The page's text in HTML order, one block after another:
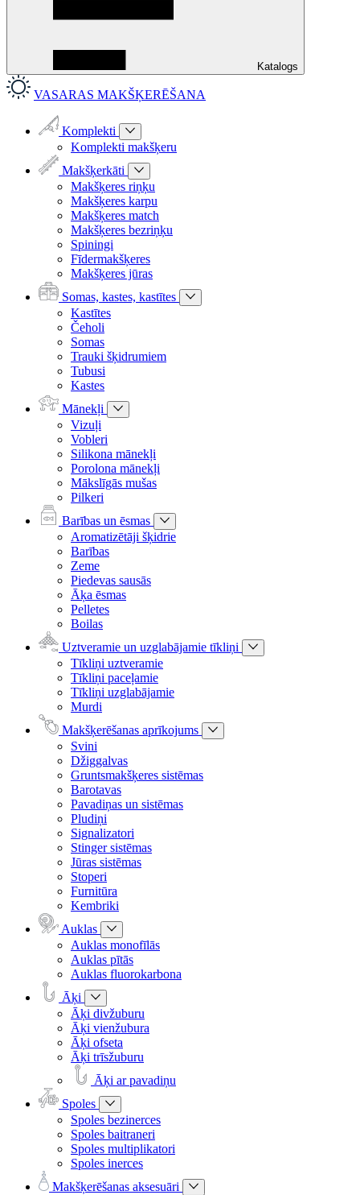
Katalogs
VASARAS MAKŠĶERĒŠANA
Komplekti
Komplekti makšķeru
Makšķerkāti
Makšķeres riņķu
Makšķeres karpu
Makšķeres match
Makšķeres bezriņķu
Spiningi
Fīdermakšķeres
Makšķeres jūras
Somas, kastes, kastītes
Kastītes
Čeholi
Somas
Trauki šķidrumiem
Tubusi
Kastes
Mānekļi
Vizuļi
Vobleri
Silikona mānekļi
Porolona mānekļi
Mākslīgās mušas
Pilkeri
Barības un ēsmas
Aromatizētāji šķidrie
Barības
Zeme
Piedevas sausās
Āķa ēsmas
Pelletes
Boilas
Uztveramie un uzglabājamie tīkliņi
Tīkliņi uztveramie
Tīkliņi paceļamie
Tīkliņi uzglabājamie
Murdi
Makšķerēšanas aprīkojums
Svini
Džiggalvas
Gruntsmakšķeres sistēmas
Barotavas
Pavadiņas un sistēmas
Pludiņi
Signalizatori
Stinger sistēmas
Jūras sistēmas
Stoperi
Furnitūra
Kembriki
Auklas
Auklas monofīlās
Auklas pītās
Auklas fluorokarbona
Āķi
Āķi divžuburu
Āķi vienžubura
Āķi ofseta
Āķi trīsžuburu
Āķi ar pavadiņu
Spoles
Spoles bezinerces
Spoles baitraneri
Spoles multiplikatori
Spoles inerces
Makšķerēšanas aksesuāri